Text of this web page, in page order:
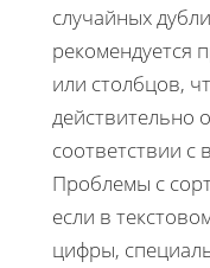
случайных
рекомендуется
или столбцов,
действительно
соответствии
Проблемы с
если в
цифры,